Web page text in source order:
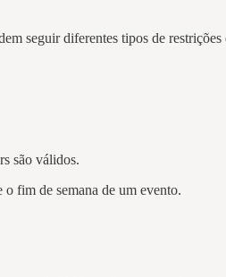
seguir diferentes tipos de restrições
são válidos.
fim de semana de um evento.